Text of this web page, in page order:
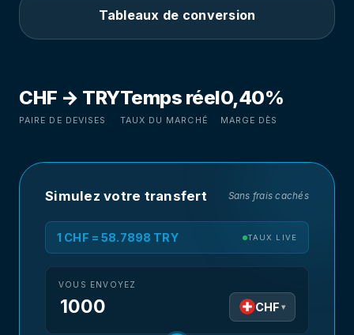
Tableaux de conversion
CHF → TRY
PAIRE DE DEVISES
Temps réel
TAUX DU MARCHÉ
0,40%
MARGE DÈS
Simulez votre transfert Sans frais cachés
1 CHF = 58.7898 TRY TAUX LIVE
VOUS ENVOYEZ
CHF ▾